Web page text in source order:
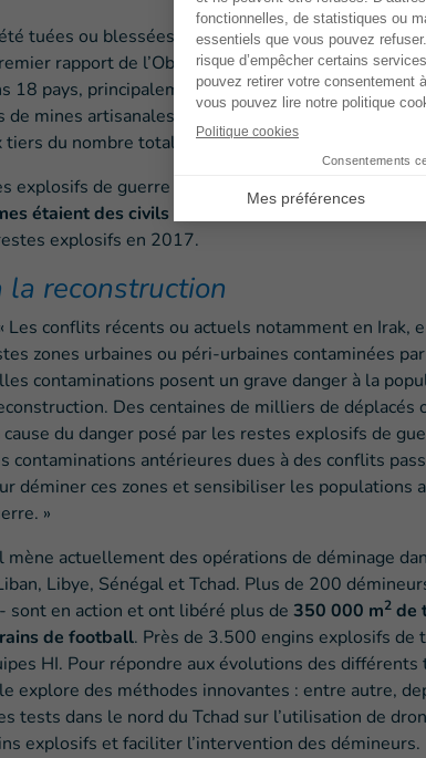
tuées ou blessées par des mines artisanales, ce
rapport de l’Observatoire en 2000. Les
18 pays, principalement en Afghanistan (1 093
de mines artisanales (2 716) et de restes explosifs
du nombre total de victimes.
explosifs de guerre continuent de tuer et blesser
étaient des civils en 2017, dont 47 % d’enfants
explosifs en 2017.
la reconstruction
conflits récents ou actuels notamment en Irak,
zones urbaines ou péri-urbaines contaminées
contaminations posent un grave danger à la
Des centaines de milliers de déplacés
du danger posé par les restes explosifs de
contaminations antérieures dues à des conflits
déminer ces zones et sensibiliser les populations
»
mène actuellement des opérations de déminage
Libye, Sénégal et Tchad. Plus de 200
sont en action et ont libéré plus de 350 000 m2 de
de football. Près de 3.500 engins explosifs de
HI. Pour répondre aux évolutions des
explore des méthodes innovantes : entre autre,
tests dans le nord du Tchad sur l’utilisation de
explosifs et faciliter l’intervention des démineurs.